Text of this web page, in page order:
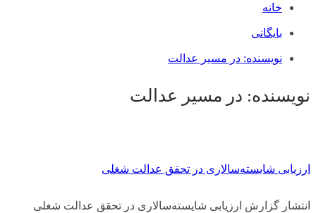
خانه
بایگانی
نویسنده: در مسیر عدالت
نویسنده: در مسیر عدالت
ارزیابی شایسته‌سالاری در تحقق عدالت شغلی
انتشار گزارش ارزیابی شایسته‌سالاری در تحقق عدالت شغلی